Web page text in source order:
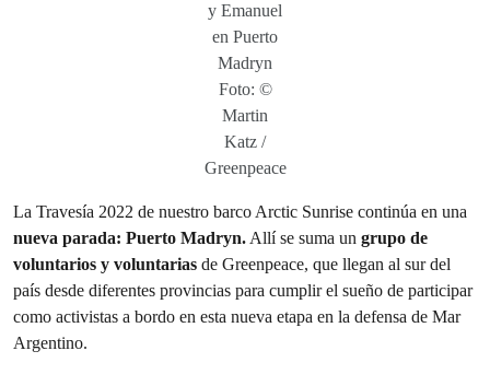
y Emanuel
en Puerto
Madryn
Foto: ©
Martin
Katz /
Greenpeace
La Travesía 2022 de nuestro barco Arctic Sunrise continúa en una
nueva parada: Puerto Madryn.Allí se suma un grupo de
voluntarios y voluntarias de Greenpeace, que llegan al sur del
país desde diferentes provincias para cumplir el sueño de participar
como activistas a bordo en esta nueva etapa en la defensa de Mar
Argentino.